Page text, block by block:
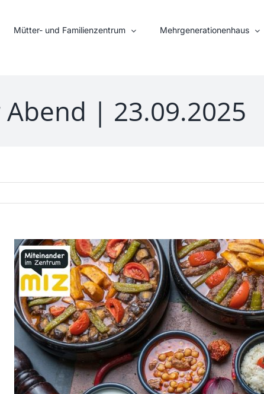
Mütter- und Familienzentrum Mehrgenerationenhaus
| 23.09.2025